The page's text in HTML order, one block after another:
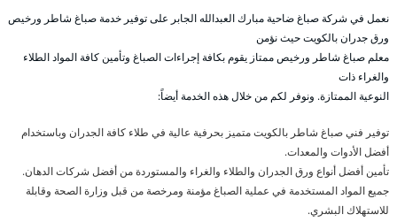
نعمل في شركة صباغ ضاحية مبارك العبدالله الجابر على توفير خدمة صباغ شاطر ورخيص
ورق جدران بالكويت حيث نؤمن
معلم صباغ شاطر ورخيص ممتاز يقوم بكافة إجراءات الصباغ وتأمين كافة المواد الطلاء
والغراء ذات
النوعية الممتازة. ونوفر لكم من خلال هذه الخدمة أيضاً:
توفير فني صباغ شاطر بالكويت متميز بحرفية عالية في طلاء كافة الجدران وباستخدام
أفضل الأدوات والمعدات.
تأمين أفضل أنواع ورق الجدران والطلاء والغراء والمستوردة من أفضل شركات الدهان.
جميع المواد المستخدمة في عملية الصباغ مؤمنة ومرخصة من قبل وزارة الصحة وقابلة
للاستهلاك البشري.